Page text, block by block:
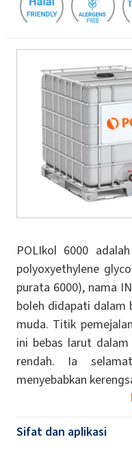
POLIkol 6000
polyoxyethylene
purata 6000), nama
boleh didapati dalam
muda. Titik
ini bebas larut
rendah. Ia
menyebabkan
Sifat dan aplikasi